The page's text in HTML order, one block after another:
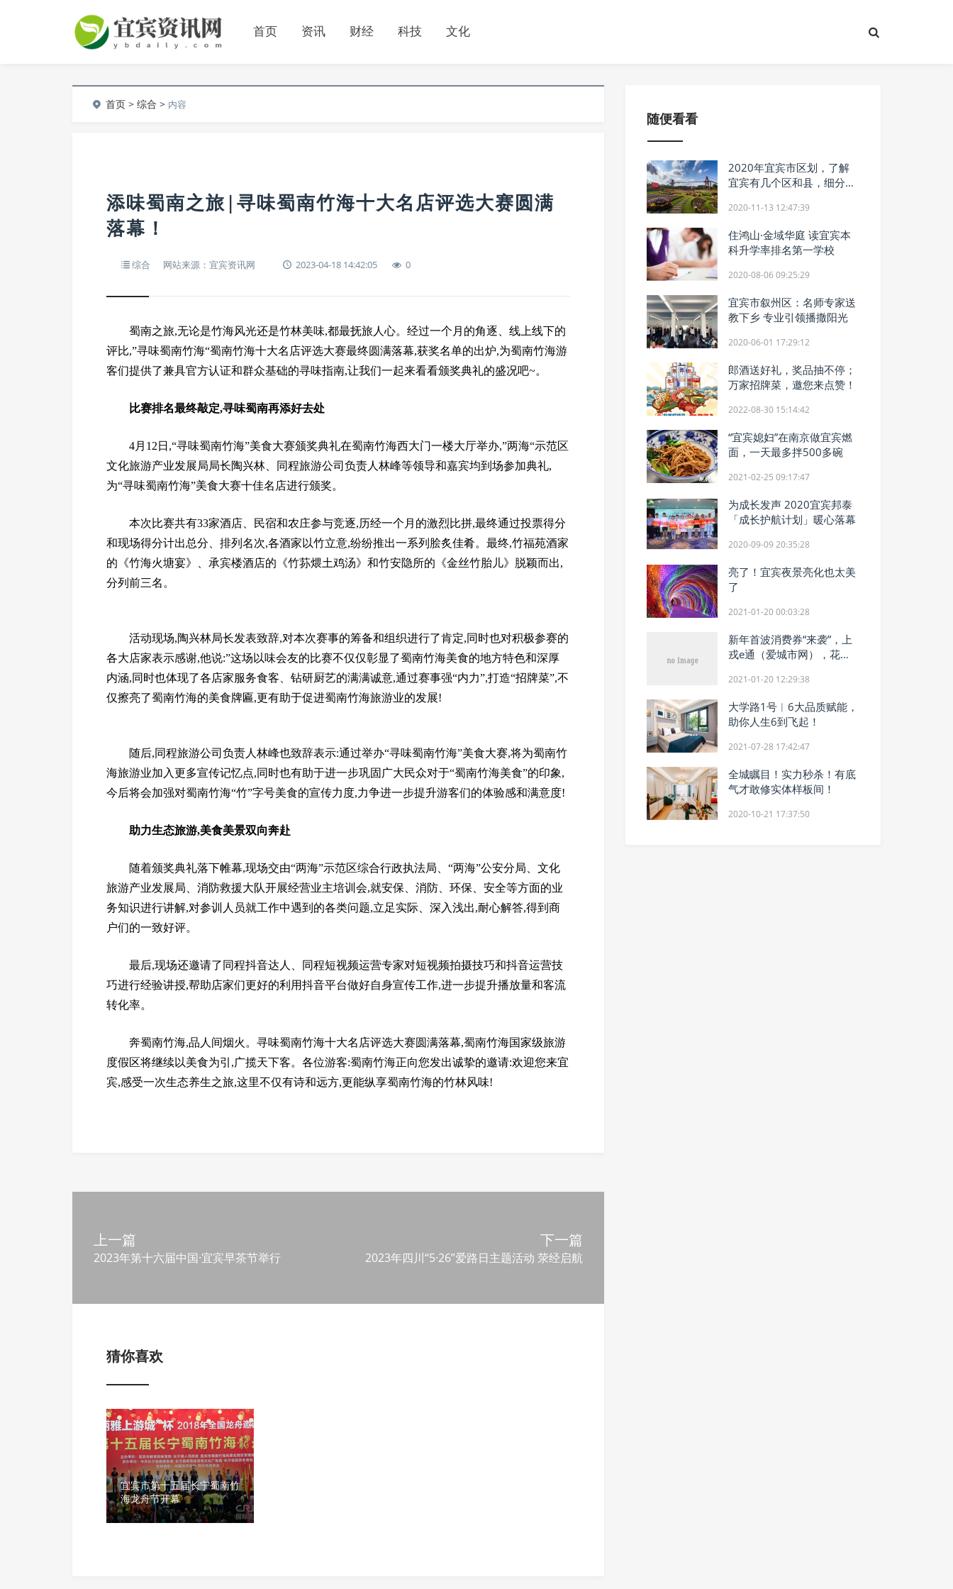
首页 资讯 财经 科技 文化
首页 >综合 > 内容
添味蜀南之旅|寻味蜀南竹海十大名店评选大赛圆满
落幕！
综合 网站来源：宜宾资讯网 2023-04-18 14:42:05 0
蜀南之旅,无论是竹海风光还是竹林美味,都最抚旅人心。经过一个月的角逐、线上线下的
评比,”寻味蜀南竹海“蜀南竹海十大名店评选大赛最终圆满落幕,获奖名单的出炉,为蜀南竹海游
客们提供了兼具官方认证和群众基础的寻味指南,让我们一起来看看颁奖典礼的盛况吧~。
比赛排名最终敲定,寻味蜀南再添好去处
4月12日,“寻味蜀南竹海”美食大赛颁奖典礼在蜀南竹海西大门一楼大厅举办,”两海“示范区
文化旅游产业发展局局长陶兴林、同程旅游公司负责人林峰等领导和嘉宾均到场参加典礼,
为“寻味蜀南竹海”美食大赛十佳名店进行颁奖。
本次比赛共有33家酒店、民宿和农庄参与竞逐,历经一个月的激烈比拼,最终通过投票得分
和现场得分计出总分、排列名次,各酒家以竹立意,纷纷推出一系列脍炙佳肴。最终,竹福苑酒家
的《竹海火塘宴》、承宾楼酒店的《竹荪煨土鸡汤》和竹安隐所的《金丝竹胎儿》脱颖而出,
分列前三名。
活动现场,陶兴林局长发表致辞,对本次赛事的筹备和组织进行了肯定,同时也对积极参赛的
各大店家表示感谢,他说:”这场以味会友的比赛不仅仅彰显了蜀南竹海美食的地方特色和深厚
内涵,同时也体现了各店家服务食客、钻研厨艺的满满诚意,通过赛事强“内力”,打造“招牌菜”,不
仅擦亮了蜀南竹海的美食牌匾,更有助于促进蜀南竹海旅游业的发展!
随后,同程旅游公司负责人林峰也致辞表示:通过举办“寻味蜀南竹海”美食大赛,将为蜀南竹
海旅游业加入更多宣传记忆点,同时也有助于进一步巩固广大民众对于“蜀南竹海美食”的印象,
今后将会加强对蜀南竹海“竹”字号美食的宣传力度,力争进一步提升游客们的体验感和满意度!
助力生态旅游,美食美景双向奔赴
随着颁奖典礼落下帷幕,现场交由“两海”示范区综合行政执法局、“两海”公安分局、文化
旅游产业发展局、消防救援大队开展经营业主培训会,就安保、消防、环保、安全等方面的业
务知识进行讲解,对参训人员就工作中遇到的各类问题,立足实际、深入浅出,耐心解答,得到商
户们的一致好评。
最后,现场还邀请了同程抖音达人、同程短视频运营专家对短视频拍摄技巧和抖音运营技
巧进行经验讲授,帮助店家们更好的利用抖音平台做好自身宣传工作,进一步提升播放量和客流
转化率。
奔蜀南竹海,品人间烟火。寻味蜀南竹海十大名店评选大赛圆满落幕,蜀南竹海国家级旅游
度假区将继续以美食为引,广揽天下客。各位游客:蜀南竹海正向您发出诚挚的邀请:欢迎您来宜
宾,感受一次生态养生之旅,这里不仅有诗和远方,更能纵享蜀南竹海的竹林风味!
上一篇
2023年第十六届中国·宜宾早茶节举行
下一篇
2023年四川“5·26”爱路日主题活动 荥经启航
猜你喜欢
宜宾市第十五届长宁蜀南竹
海龙舟节开幕
随便看看
2020年宜宾市区划，了解
宜宾有几个区和县，细分到
2020-11-13 12:47:39
住鸿山·金域华庭 读宜宾本
科升学率排名第一学校
2020-08-06 09:25:29
宜宾市叙州区：名师专家送
教下乡 专业引领播撒阳光
2020-06-01 17:29:12
郎酒送好礼，奖品抽不停；
万家招牌菜，邀您来点赞！
2022-08-30 15:14:42
“宜宾媳妇”在南京做宜宾燃
面，一天最多拌500多碗
2021-02-25 09:17:47
为成长发声 2020宜宾邦泰
「成长护航计划」暖心落幕
2020-09-09 20:35:28
亮了！宜宾夜景亮化也太美
了
2021-01-20 00:03:28
新年首波消费券“来袭”，上
戎e通（爱城市网），花样
2021-01-20 12:29:38
大学路1号︱6大品质赋能，
助你人生6到飞起！
2021-07-28 17:42:47
全城瞩目！实力秒杀！有底
气才敢修实体样板间！
2020-10-21 17:37:50